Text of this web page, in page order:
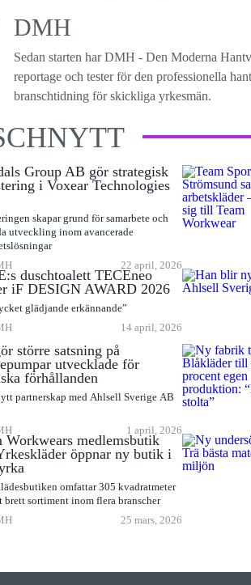
DMH
Sedan starten har DMH - Den Moderna
reportage och tester för den professionella
branschtidning för skickliga yrkesmän.
Group AB gör strategisk
i Voxear Technologies
skapar grund för samarbete och
utveckling inom avancerade
22 april, 2026
duschtoalett TECEneo
iF DESIGN AWARD 2026
glädjande erkännande”
14 april, 2026
större satsning på
utvecklade för
förhållanden
partnerskap med Ahlsell Sverige AB
1 april, 2026
Workwears medlemsbutik
öppnar ny butik i
omfattar 305 kvadratmeter
brett sortiment inom flera branscher
25 mars, 2026